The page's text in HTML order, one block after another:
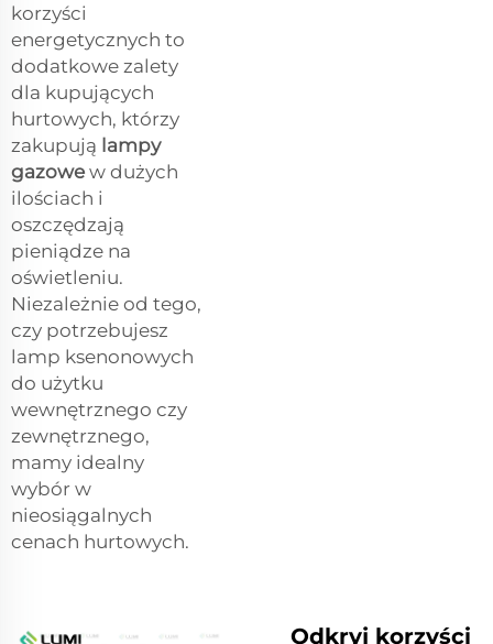
korzyści
energetycznych to
dodatkowe zalety
dla kupujących
hurtowych, którzy
zakupują lampy
gazowew dużych
ilościach i
oszczędzają
pieniądze na
oświetleniu.
Niezależnie od tego,
czy potrzebujesz
lamp ksenonowych
do użytku
wewnętrznego czy
zewnętrznego,
mamy idealny
wybór w
nieosiągalnych
cenach hurtowych.
Odkryj korzyści